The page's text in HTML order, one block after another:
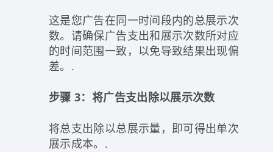
这是您广告在同一时间段内的总展示次
数。请确保广告支出和展示次数所对应
的时间范围一致，以免导致结果出现偏
差。.
步骤 3：将广告支出除以展示次数
将总支出除以总展示量，即可得出单次
展示成本。.